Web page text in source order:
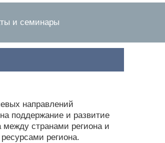
и семинары
направлений
поддержание и развитие
между странами региона и
региона.